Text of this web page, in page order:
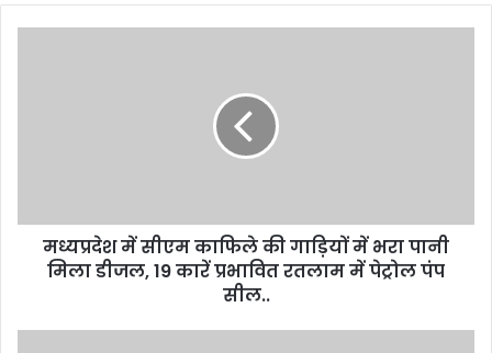
s
मध्यप्रदेश में सीएम काफिले की गाड़ियों में भरा पानी
मिला डीजल, 19 कारें प्रभावित रतलाम में पेट्रोल पंप
सील..